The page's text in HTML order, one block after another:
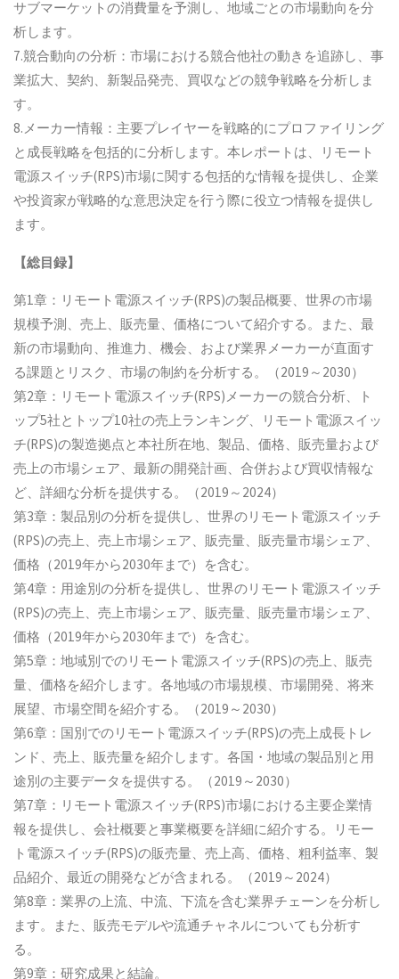
サブマーケットの消費量を予測し、地域ごとの市場動向を分
析します。
7.競合動向の分析：市場における競合他社の動きを追跡し、事
業拡大、契約、新製品発売、買収などの競争戦略を分析しま
す。
8.メーカー情報：主要プレイヤーを戦略的にプロファイリング
と成長戦略を包括的に分析します。本レポートは、リモート
電源スイッチ(RPS)市場に関する包括的な情報を提供し、企業
や投資家が戦略的な意思決定を行う際に役立つ情報を提供し
ます。
【総目録】
第1章：リモート電源スイッチ(RPS)の製品概要、世界の市場
規模予測、売上、販売量、価格について紹介する。また、最
新の市場動向、推進力、機会、および業界メーカーが直面す
る課題とリスク、市場の制約を分析する。（2019～2030）
第2章：リモート電源スイッチ(RPS)メーカーの競合分析、ト
ップ5社とトップ10社の売上ランキング、リモート電源スイッ
チ(RPS)の製造拠点と本社所在地、製品、価格、販売量および
売上の市場シェア、最新の開発計画、合併および買収情報な
ど、詳細な分析を提供する。（2019～2024）
第3章：製品別の分析を提供し、世界のリモート電源スイッチ
(RPS)の売上、売上市場シェア、販売量、販売量市場シェア、
価格（2019年から2030年まで）を含む。
第4章：用途別の分析を提供し、世界のリモート電源スイッチ
(RPS)の売上、売上市場シェア、販売量、販売量市場シェア、
価格（2019年から2030年まで）を含む。
第5章：地域別でのリモート電源スイッチ(RPS)の売上、販売
量、価格を紹介します。各地域の市場規模、市場開発、将来
展望、市場空間を紹介する。（2019～2030）
第6章：国別でのリモート電源スイッチ(RPS)の売上成長トレ
ンド、売上、販売量を紹介します。各国・地域の製品別と用
途別の主要データを提供する。（2019～2030）
第7章：リモート電源スイッチ(RPS)市場における主要企業情
報を提供し、会社概要と事業概要を詳細に紹介する。リモー
ト電源スイッチ(RPS)の販売量、売上高、価格、粗利益率、製
品紹介、最近の開発などが含まれる。（2019～2024）
第8章：業界の上流、中流、下流を含む業界チェーンを分析し
ます。また、販売モデルや流通チャネルについても分析す
る。
第9章：研究成果と結論。